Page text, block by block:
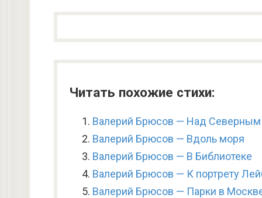
Читать похожие стихи:
Валерий Брюсов — Над
Валерий Брюсов — Вдоль моря
Валерий Брюсов — В Библиотеке
Валерий Брюсов — К портрету
Валерий Брюсов — Парки в